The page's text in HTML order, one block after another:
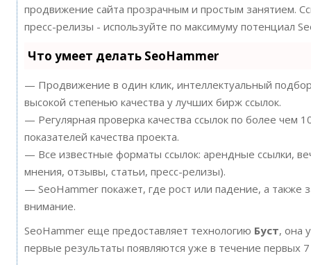
продвижение сайта прозрачным и простым занятием.
пресс-релизы - используйте по максимуму потенциал
Что умеет делать SeoHammer
— Продвижение в один клик, интеллектуальный
высокой степенью качества у лучших бирж ссылок.
— Регулярная проверка качества ссылок по более чем
показателей качества проекта.
— Все известные форматы ссылок: арендные ссылки,
мнения, отзывы, статьи, пресс-релизы).
— SeoHammer покажет, где рост или падение, а также
внимание.
SeoHammer еще предоставляет технологию Буст, она
первые результаты появляются уже в течение первых